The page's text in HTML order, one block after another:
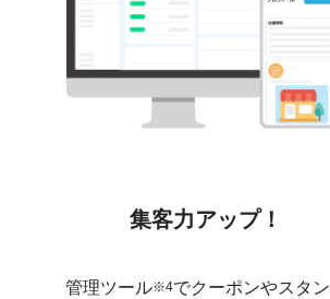
集客力アップ！
管理ツール※4でクーポンやスタン